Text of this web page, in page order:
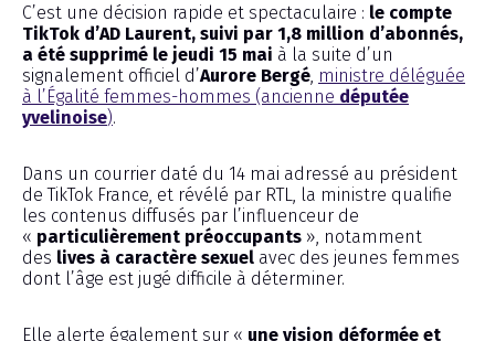
C’est une décision rapide et spectaculaire : le compte
TikTok d’AD Laurent, suivi par 1,8 million d’abonnés,
a été supprimé le jeudi 15 mai à la suite d’un
signalement officiel d’Aurore Bergé ministre déléguée
à l’Égalité femmes-hommes (ancienne députée
yvelinoise).
Dans un courrier daté du 14 mai adressé au président
de TikTok France, et révélé par RTL, la ministre qualifie
les contenus diffusés par l’influenceur de
« particulièrement préoccupants », notamment
des lives à caractère sexuel avec des jeunes femmes
dont l’âge est jugé difficile à déterminer.
Elle alerte également sur « une vision déformée et